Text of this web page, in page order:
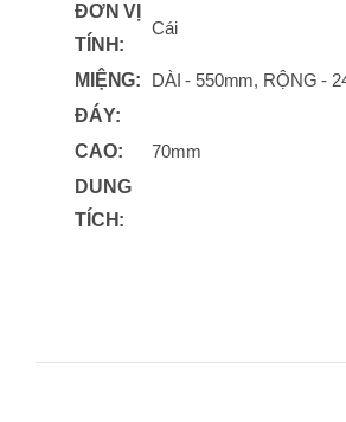
ĐƠN VỊ
TÍNH:
Cái
MIỆNG:
DÀI - 550mm, RỘNG -
ĐÁY:
CAO:
70mm
DUNG
TÍCH: